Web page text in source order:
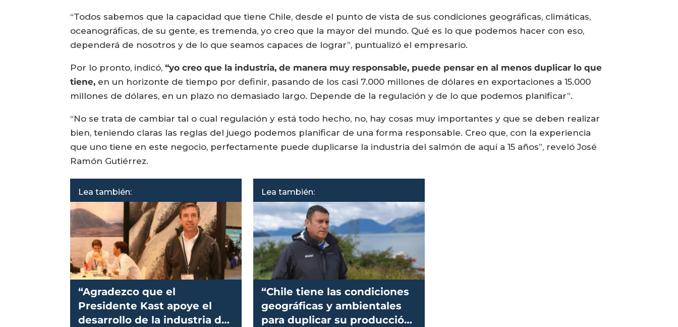
“Todos sabemos que la capacidad que tiene Chile, desde el punto de vista de sus condiciones geográficas, climáticas,
oceanográficas, de su gente, es tremenda, yo creo que la mayor del mundo. Qué es lo que podemos hacer con eso,
dependerá de nosotros y de lo que seamos capaces de lograr”, puntualizó el empresario.
Por lo pronto, indicó,“yo creo que la industria, de manera muy responsable, puede pensar en al menos duplicar lo que
tiene, en un horizonte de tiempo por definir, pasando de los casi 7.000 millones de dólares en exportaciones a 15.000
millones de dólares, en un plazo no demasiado largo. Depende de la regulación y de lo que podemos planificar”.
“No se trata de cambiar tal o cual regulación y está todo hecho, no, hay cosas muy importantes y que se deben realizar
bien, teniendo claras las reglas del juego podemos planificar de una forma responsable. Creo que, con la experiencia
que uno tiene en este negocio, perfectamente puede duplicarse la industria del salmón de aquí a 15 años”, reveló José
Ramón Gutiérrez.
Lea también:
“Agradezco que el
Presidente Kast apoye el
desarrollo de la industria del
Lea también:
“Chile tiene las condiciones
geográficas y ambientales
para duplicar su producción